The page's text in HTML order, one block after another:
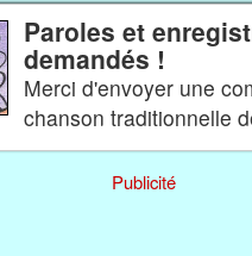
Paroles et
demandés !
Merci d'envoyer une
chanson traditionnelle
Publicité